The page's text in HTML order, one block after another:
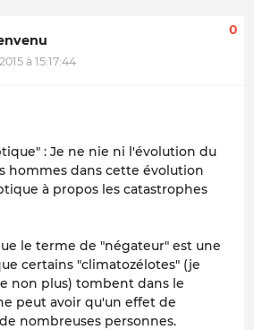
à 15:17:44
0
: Je ne nie ni l'évolution du
hommes dans cette évolution
à propos les catastrophes
le terme de "négateur" est une
certains "climatozélotes" (je
non plus) tombent dans le
peut avoir qu'un effet de
nombreuses personnes.